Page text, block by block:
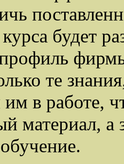
будет
те
им в работе,
материал, а